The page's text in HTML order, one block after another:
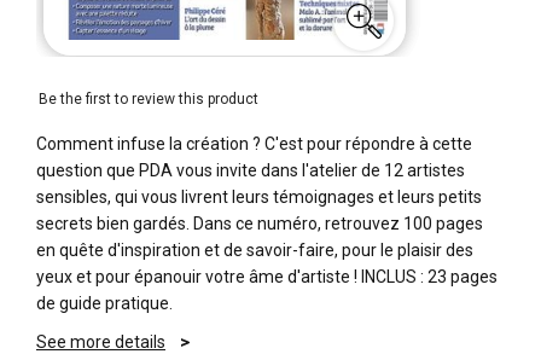
Be the first to review this product
Comment infuse la création ? C'est pour répondre à cette
question que PDA vous invite dans l'atelier de 12 artistes
sensibles, qui vous livrent leurs témoignages et leurs petits
secrets bien gardés. Dans ce numéro, retrouvez 100 pages
en quête d'inspiration et de savoir-faire, pour le plaisir des
yeux et pour épanouir votre âme d'artiste ! INCLUS : 23 pages
de guide pratique.
See more details